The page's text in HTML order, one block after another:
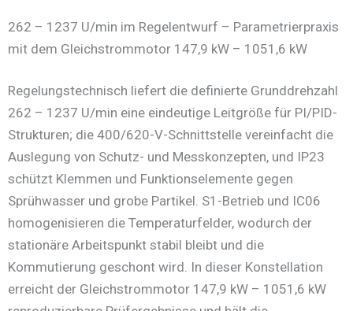
262 – 1237 U/min im Regelentwurf – Parametrierpraxis
mit dem Gleichstrommotor 147,9 kW – 1051,6 kW
Regelungstechnisch liefert die definierte Grunddrehzahl
262 – 1237 U/min eine eindeutige Leitgröße für PI/PID-
Strukturen; die 400/620-V-Schnittstelle vereinfacht die
Auslegung von Schutz- und Messkonzepten, und IP23
schützt Klemmen und Funktionselemente gegen
Sprühwasser und grobe Partikel. S1-Betrieb und IC06
homogenisieren die Temperaturfelder, wodurch der
stationäre Arbeitspunkt stabil bleibt und die
Kommutierung geschont wird. In dieser Konstellation
erreicht der Gleichstrommotor 147,9 kW – 1051,6 kW